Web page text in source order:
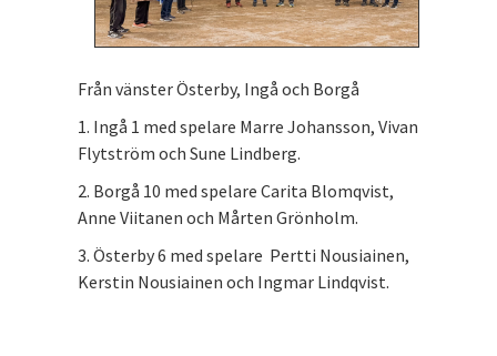
Från vänster Österby, Ingå och Borgå
1. Ingå 1 med spelare Marre Johansson, Vivan
Flytström och Sune Lindberg.
2. Borgå 10 med spelare Carita Blomqvist,
Anne Viitanen och Mårten Grönholm.
3. Österby 6 med spelare Pertti Nousiainen,
Kerstin Nousiainen och Ingmar Lindqvist.